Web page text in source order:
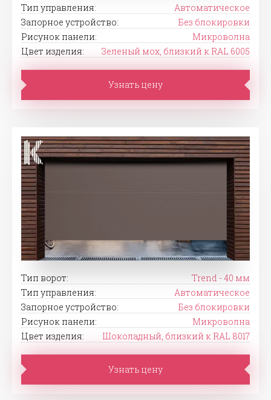
Тип управления:
Автоматическое
Запорное устройство:
Без блокировки
Рисунок панели:
Микроволна
Цвет изделия:
Зеленый мох, близкий к RAL 6005
Узнать цену
Тип ворот:
Trend - 40 мм
Тип управления:
Автоматическое
Запорное устройство:
Без блокировки
Рисунок панели:
Микроволна
Цвет изделия:
Шоколадный, близкий к RAL 8017
Узнать цену